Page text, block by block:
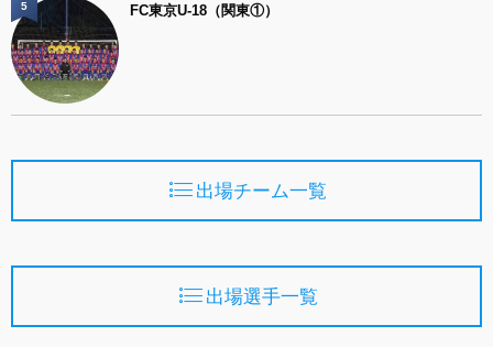
FC東京U-18（関東①）
5
出場チーム一覧
出場選手一覧